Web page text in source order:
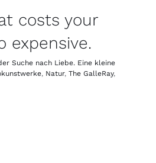
costs your
expensive.
Suche nach Liebe. Eine kleine
, Natur, The GalleRay,